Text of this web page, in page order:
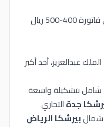
400-500 ريال
عبدالعزيز، أحد أكبر
شامل بتشكيلة واسعة
جدةالتجاري
بيرشكا الرياض